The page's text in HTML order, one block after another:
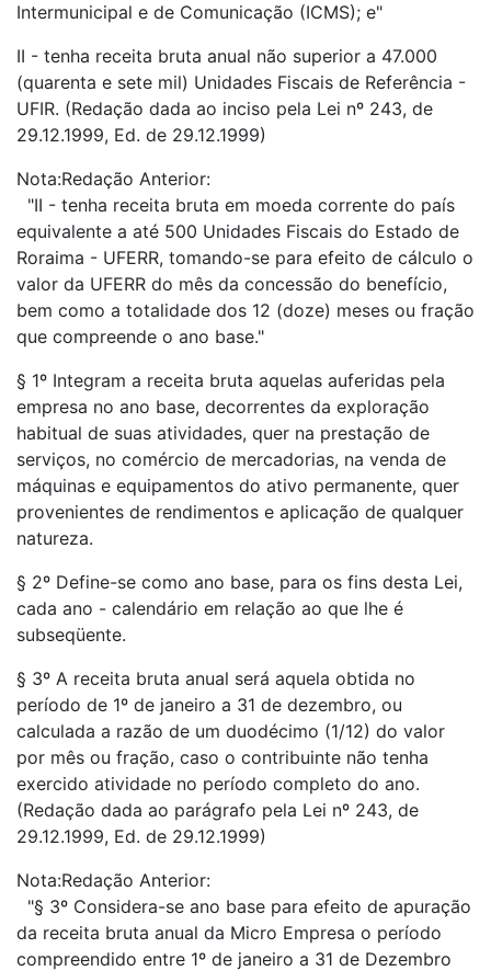
Intermunicipal e de Comunicação (ICMS); e"
II - tenha receita bruta anual não superior a 47.000
(quarenta e sete mil) Unidades Fiscais de Referência -
UFIR. (Redação dada ao inciso pela Lei nº 243, de
29.12.1999, Ed. de 29.12.1999)
Nota:Redação Anterior:
"II - tenha receita bruta em moeda corrente do país
equivalente a até 500 Unidades Fiscais do Estado de
Roraima - UFERR, tomando-se para efeito de cálculo o
valor da UFERR do mês da concessão do benefício,
bem como a totalidade dos 12 (doze) meses ou fração
que compreende o ano base."
§ 1º Integram a receita bruta aquelas auferidas pela
empresa no ano base, decorrentes da exploração
habitual de suas atividades, quer na prestação de
serviços, no comércio de mercadorias, na venda de
máquinas e equipamentos do ativo permanente, quer
provenientes de rendimentos e aplicação de qualquer
natureza.
§ 2º Define-se como ano base, para os fins desta Lei,
cada ano - calendário em relação ao que lhe é
subseqüente.
§ 3º A receita bruta anual será aquela obtida no
período de 1º de janeiro a 31 de dezembro, ou
calculada a razão de um duodécimo (1/12) do valor
por mês ou fração, caso o contribuinte não tenha
exercido atividade no período completo do ano.
(Redação dada ao parágrafo pela Lei nº 243, de
29.12.1999, Ed. de 29.12.1999)
Nota:Redação Anterior:
"§ 3º Considera-se ano base para efeito de apuração
da receita bruta anual da Micro Empresa o período
compreendido entre 1º de janeiro a 31 de Dezembro